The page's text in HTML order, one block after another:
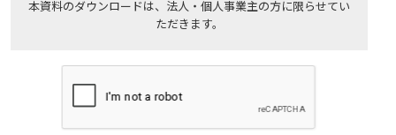
本資料のダウンロードは、法人・個人事業主の方に限らせてい
ただきます。